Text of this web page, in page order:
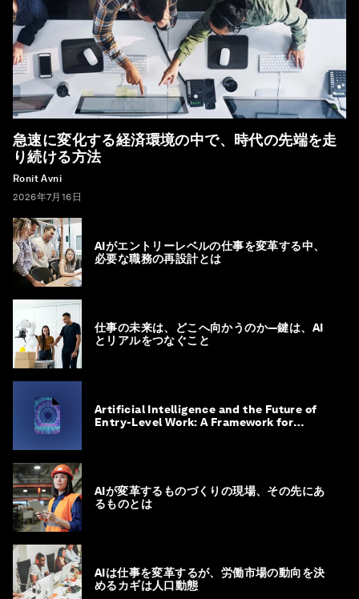
急速に変化する経済環境の中で、時代の先端を走
り続ける方法
Ronit Avni
2026年7月16日
AIがエントリーレベルの仕事を変革する中、
必要な職務の再設計とは
仕事の未来は、どこへ向かうのか―鍵は、AI
とリアルをつなぐこと
Artificial Intelligence and the Future of
Entry-Level Work: A Framework for
AIが変革するものづくりの現場、その先にあ
るものとは
AIは仕事を変革するが、労働市場の動向を決
めるカギは人口動態